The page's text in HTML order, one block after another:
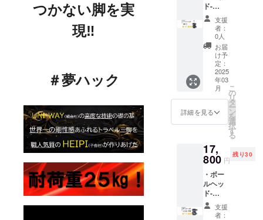
つかない脚を実
現‼
＃夢ハック
ShangQi
B)。UNI-
WAY,HEIPIの
正規総代理
店でもあり
ます。今後
共、宜しく
お願い申し
上げます。
使用部
材の供
給状
況・製
造工程
上の都
合等に
より、
出荷時
期が遅
れる場
合があ
ご支援
により
量産効
率が向
上した
場合、
正規販
売価格
ド-
KF50 ※
送料込
みの価
格（国
内配送
のみ）
※デザイ
ン・仕
様は、
変更に
なる可
能性も
ござい
ご了承
くださ
い。 ※
ご注文
状況・
使用部
材の供
給状
支援
者：
0人
お届
け予
定：
2025
年03
月
詳細を見る
こ
の
リ
タ
ー
ン
を
選
択
す
る
17,
800 円
残り30
・ボー
ルヘッ
ド-
KF50 手
動 ※送 支援
者：